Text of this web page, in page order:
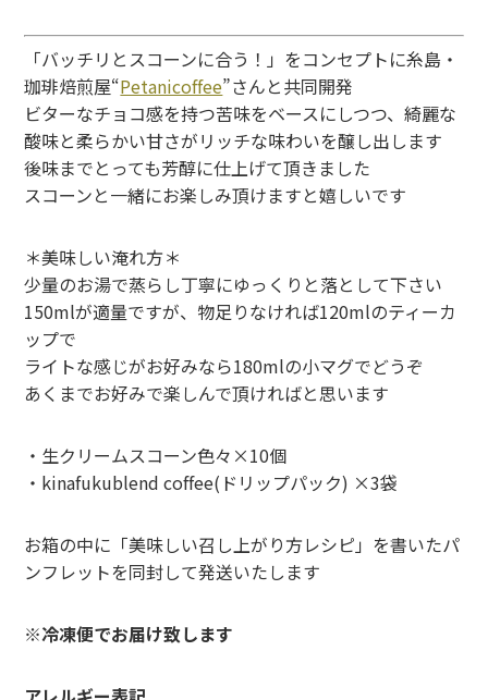
「バッチリとスコーンに合う！」をコンセプトに糸島・
珈琲焙煎屋“Petanicoffee”さんと共同開発
ビターなチョコ感を持つ苦味をベースにしつつ、綺麗な
酸味と柔らかい甘さがリッチな味わいを醸し出します
後味までとっても芳醇に仕上げて頂きました
スコーンと一緒にお楽しみ頂けますと嬉しいです
＊美味しい淹れ方＊
少量のお湯で蒸らし丁寧にゆっくりと落として下さい
150mlが適量ですが、物足りなければ120mlのティーカ
ップで
ライトな感じがお好みなら180mlの小マグでどうぞ
あくまでお好みで楽しんで頂ければと思います
・生クリームスコーン色々×10個
・kinafukublend coffee(ドリップパック) ×3袋
お箱の中に「美味しい召し上がり方レシピ」を書いたパ
ンフレットを同封して発送いたします
※冷凍便でお届け致します